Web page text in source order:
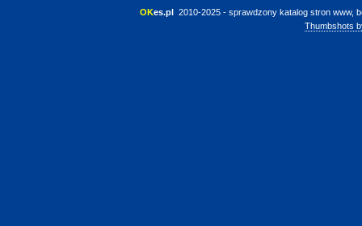
OKes.pl 2010-2025 - sprawdzony katalog stron www,
Thumbshots